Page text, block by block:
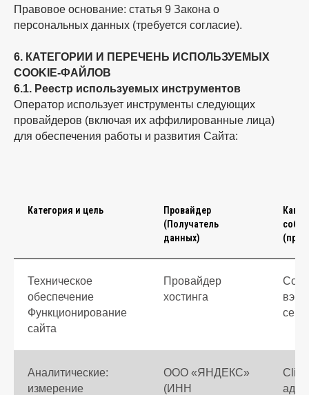
Правовое основание: статья 9 Закона о
персональных данных (требуется согласие).
6. КАТЕГОРИИ И ПЕРЕЧЕНЬ ИСПОЛЬЗУЕМЫХ
COOKIE-ФАЙЛОВ
6.1. Реестр используемых инструментов
Оператор использует инструменты следующих
провайдеров (включая их аффилированные лица)
для обеспечения работы и развития Сайта:
Категория и цель
Провайдер
(Получатель
данных)
Техническое
обеспечение
Функционирование
сайта
Провайдер
хостинга
вэб
Аналитические:
измерение
ООО «ЯНДЕКС»
(ИНН